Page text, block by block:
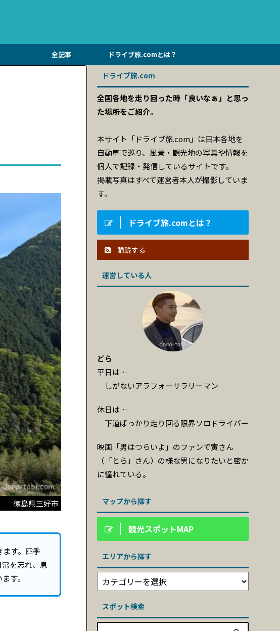
全記事 ドライブ旅.comとは？
徳島県三好市
ます。四季
を忘れ、息
す。
ドライブ旅.com
全国各地を走り回った時「良いなぁ」と思っ
た場所をご紹介。
本サイト「ドライブ旅.com」は日本各地を
自動車で巡り、風景・観光地の写真や情報を
個人で記録・発信しているサイトです。
掲載写真はすべて運営者本人が撮影していま
す。
ドライブ旅.comとは？
購読する
運営している人
どら
平日は…
しがないアラフォーサラリーマン
休日は…
下道ばっかり走り回る限界ソロドライバー
映画「男はつらいよ」のファンで寅さん
（「とら」さん）の様な男になりたいと密か
に憧れている。
マップから探す
観光スポットMAP
エリアから探す
スポット検索